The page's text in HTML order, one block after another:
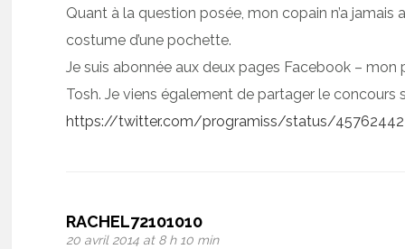
Quant à la question posée, mon copain n’a
costume d’une pochette.
Je suis abonnée aux deux pages Facebook – mon
Tosh. Je viens également de partager le concours
https://twitter.com/programiss/status/
RACHEL72101010
20 avril 2014 at 8 h 10 min